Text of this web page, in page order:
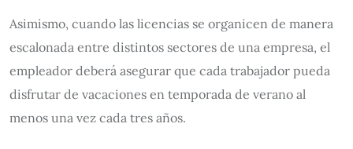
Asimismo, cuando las licencias se organicen de manera
escalonada entre distintos sectores de una empresa, el
empleador deberá asegurar que cada trabajador pueda
disfrutar de vacaciones en temporada de verano al
menos una vez cada tres años.